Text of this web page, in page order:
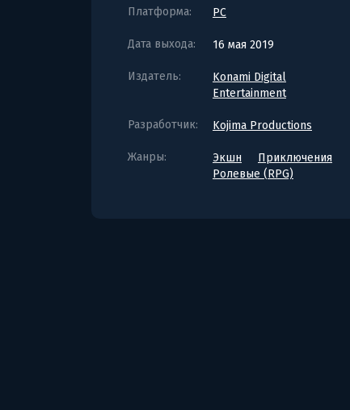
Платформа: PC
Дата выхода: 16 мая 2019
Издатель:
Konami Digital
Entertainment
Разработчик: Kojima Productions
Жанры: Экшн
Приключения
Ролевые (RPG)